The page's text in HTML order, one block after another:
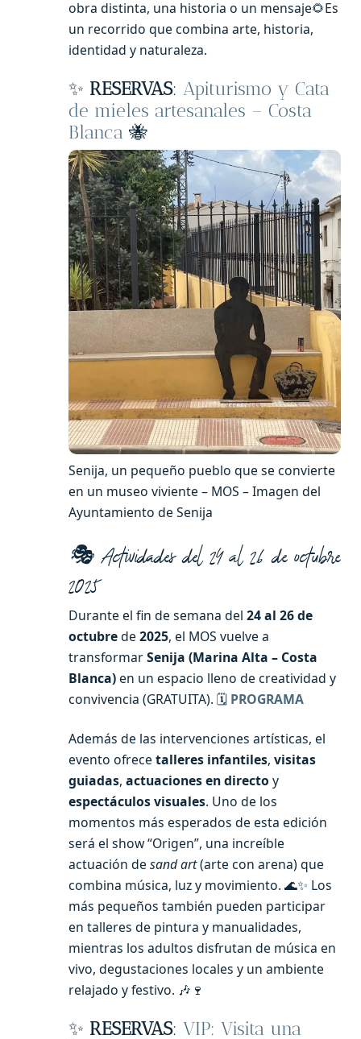
obra distinta, una historia o un mensaje🌻Es
un recorrido que combina arte, historia,
identidad y naturaleza.
✨ RESERVAS: Apiturismo y Cata
de mieles artesanales – Costa
Blanca 🐝
Senija, un pequeño pueblo que se convierte
en un museo viviente – MOS – Imagen del
Ayuntamiento de Senija
🎭 Actividades del 24 al 26 de octubre
2025
Durante el fin de semana del 24 al 26 de
octubrede 2025, el MOS vuelve a
transformarSenija (Marina Alta – Costa
Blanca)en un espacio lleno de creatividad y
convivencia (GRATUITA). 🗓️ PROGRAMA
Además de las intervenciones artísticas, el
evento ofrece talleres infantiles, visitas
guiadas, actuaciones en directo y
espectáculos visuales. Uno de los
momentos más esperados de esta edición
será el show “Origen”, una increíble
actuación de sand art(arte con arena) que
combina música, luz y movimiento. 🌊✨ Los
más pequeños también pueden participar
en talleres de pintura y manualidades,
mientras los adultos disfrutan de música en
vivo, degustaciones locales y un ambiente
relajado y festivo. 🎶🍷
✨ RESERVAS: VIP: Visita una